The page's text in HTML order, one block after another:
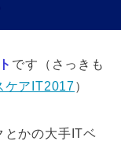
です（さっきも
ケアIT2017 ）
とかの大手ITベ